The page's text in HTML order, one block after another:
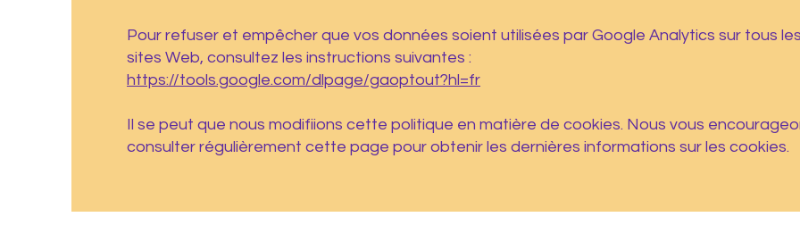
Pour refuser et empêcher que vos données soient utilisées par Google Analytics sur tous les
sites Web, consultez les instructions suivantes :
https://tools.google.com/dlpage/gaoptout?hl=fr
Il se peut que nous modifiions cette politique en matière de cookies. Nous vous
consulter régulièrement cette page pour obtenir les dernières informations sur les cookies.